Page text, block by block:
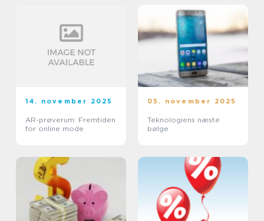
14. november 2025
AR-prøverum: Fremtiden
for online mode
05. november 2025
Teknologiens næste
bølge